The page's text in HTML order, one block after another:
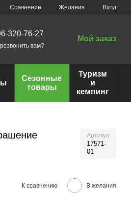
Сравнение Желания Вход
320-76-27
вам?
Мой заказ
Сезонные
товары
Туризм
и
кемпинг
Артикул
17571-
01
К сравнению В желания